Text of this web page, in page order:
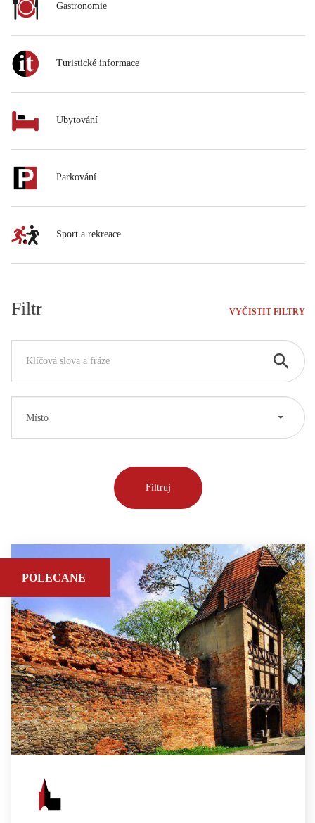
Gastronomie
Turistické informace
Ubytování
Parkování
Sport a rekreace
Filtr VYČISTIT FILTRY
Místo
POLECANE